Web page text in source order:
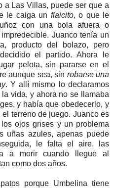
a Las Villas, puede ser que a
le caiga un flaicito, o que le
con una bola afuera o
Juanco tenía un
producto del bolazo, pero
el partido. Ahora le
pelota, sin pararse en el
aunque sea, sin robarse una
. Y allí mismo lo declaramos
vida, y ahora no se llamaba
y había que obedecerlo, y
terreno de juego. Juanco es
ojos grises y un problema
uñas azules, apenas puede
le falta el aire, las
a morir cuando llegue al
como dos años.
porque Umbelina tiene